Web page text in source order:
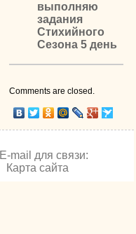
выполняю
задания
Стихийного
Сезона 5 день
Comments are closed.
E-mail для связи:
Карта сайта